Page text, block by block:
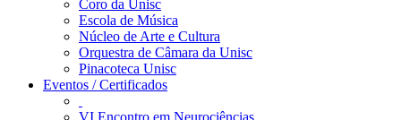
Coro da Unisc
Escola de Música
Núcleo de Arte e Cultura
Orquestra de Câmara da Unisc
Pinacoteca Unisc
Eventos / Certificados
VI Encontro em Neurociências